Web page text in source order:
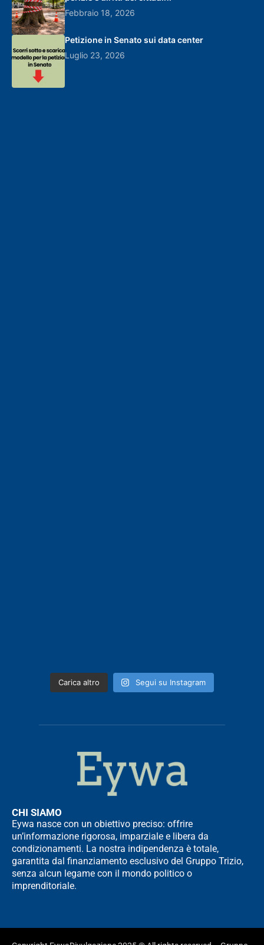
Febbraio 18, 2026
Petizione in Senato sui data center
Luglio 23, 2026
Carica altro Segui su Instagram
CHI SIAMO
Eywa nasce con un obiettivo preciso: offrire
un’informazione rigorosa, imparziale e libera da
condizionamenti. La nostra indipendenza è totale,
garantita dal finanziamento esclusivo del Gruppo Trizio,
senza alcun legame con il mondo politico o
imprenditoriale.